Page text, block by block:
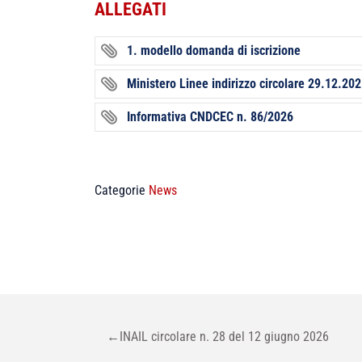
ALLEGATI
1. modello domanda di iscrizione
Ministero Linee indirizzo circolare
Informativa CNDCEC n. 86/2026
Categorie News
← INAIL circolare n. 28 del 12 giugno 2026